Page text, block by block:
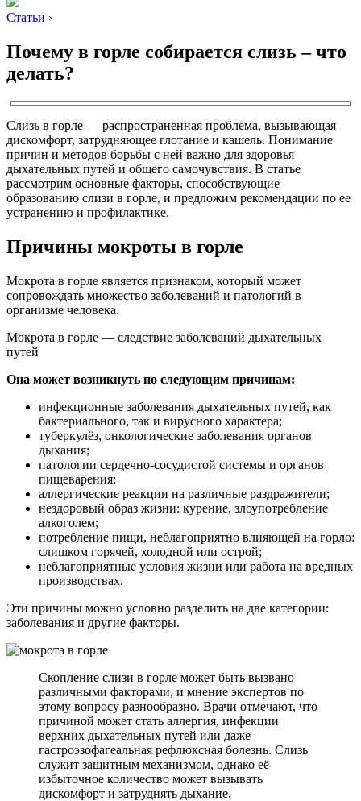
Статьи ›
Почему в горле собирается слизь – что
делать?
Слизь в горле — распространенная проблема, вызывающая
дискомфорт, затрудняющее глотание и кашель. Понимание
причин и методов борьбы с ней важно для здоровья
дыхательных путей и общего самочувствия. В статье
рассмотрим основные факторы, способствующие
образованию слизи в горле, и предложим рекомендации по ее
устранению и профилактике.
Причины мокроты в горле
Мокрота в горле является признаком, который может
сопровождать множество заболеваний и патологий в
организме человека.
Мокрота в горле — следствие заболеваний дыхательных
путей
Она может возникнуть по следующим причинам:
инфекционные заболевания дыхательных путей, как
бактериального, так и вирусного характера;
туберкулёз, онкологические заболевания органов
дыхания;
патологии сердечно-сосудистой системы и органов
пищеварения;
аллергические реакции на различные раздражители;
нездоровый образ жизни: курение, злоупотребление
алкоголем;
потребление пищи, неблагоприятно влияющей на горло:
слишком горячей, холодной или острой;
неблагоприятные условия жизни или работа на вредных
производствах.
Эти причины можно условно разделить на две категории:
заболевания и другие факторы.
Скопление слизи в горле может быть вызвано
различными факторами, и мнение экспертов по
этому вопросу разнообразно. Врачи отмечают, что
причиной может стать аллергия, инфекции
верхних дыхательных путей или даже
гастроэзофагеальная рефлюксная болезнь. Слизь
служит защитным механизмом, однако её
избыточное количество может вызывать
дискомфорт и затруднять дыхание.